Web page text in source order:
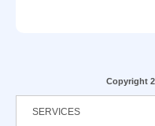
Copyright
SERVICES